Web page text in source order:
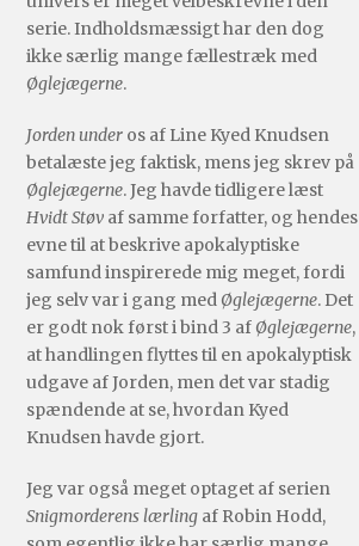
serie. Indholdsmæssigt har den dog
ikke særlig mange fællestræk med
Øglejægerne.
Jorden under os af Line Kyed Knudsen
betalæste jeg faktisk, mens jeg skrev på
Øglejægerne. Jeg havde tidligere læst
Hvidt Støv af samme forfatter, og hendes
evne til at beskrive apokalyptiske
samfund inspirerede mig meget, fordi
jeg selv var i gang med Øglejægerne. Det
er godt nok først i bind 3 af Øglejægerne,
at handlingen flyttes til en apokalyptisk
udgave af Jorden, men det var stadig
spændende at se, hvordan Kyed
Knudsen havde gjort.
Jeg var også meget optaget af serien
Snigmorderens lærling af Robin Hodd,